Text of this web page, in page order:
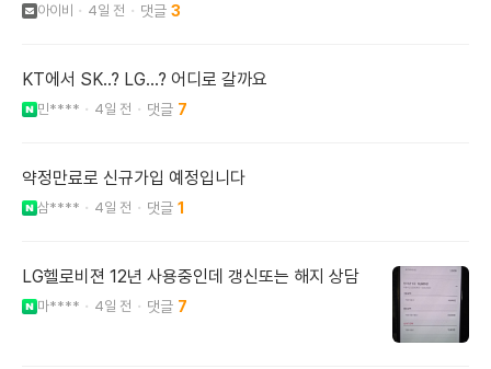
아이비 4일 전 3
KT에서 SK..? LG...? 어디로 갈까요
민**** 4일 전 7
약정만료로 신규가입 예정입니다
삼**** 4일 전 1
LG헬로비젼 12년 사용중인데 갱신또는 해지 상담
마**** 4일 전 7